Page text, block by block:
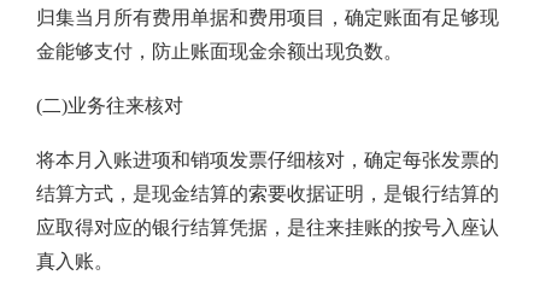
归集当月所有费用单据和费用项目，确定账面有足够现
金能够支付，防止账面现金余额出现负数。
(二)业务往来核对
将本月入账进项和销项发票仔细核对，确定每张发票的
结算方式，是现金结算的索要收据证明，是银行结算的
应取得对应的银行结算凭据，是往来挂账的按号入座认
真入账。